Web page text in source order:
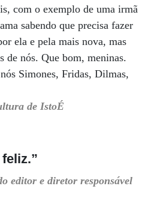
com o exemplo de uma irmã
sabendo que precisa fazer
ela e pela mais nova, mas
de nós. Que bom, meninas.
Simones, Fridas, Dilmas,
de IstoÉ
editor e diretor responsável